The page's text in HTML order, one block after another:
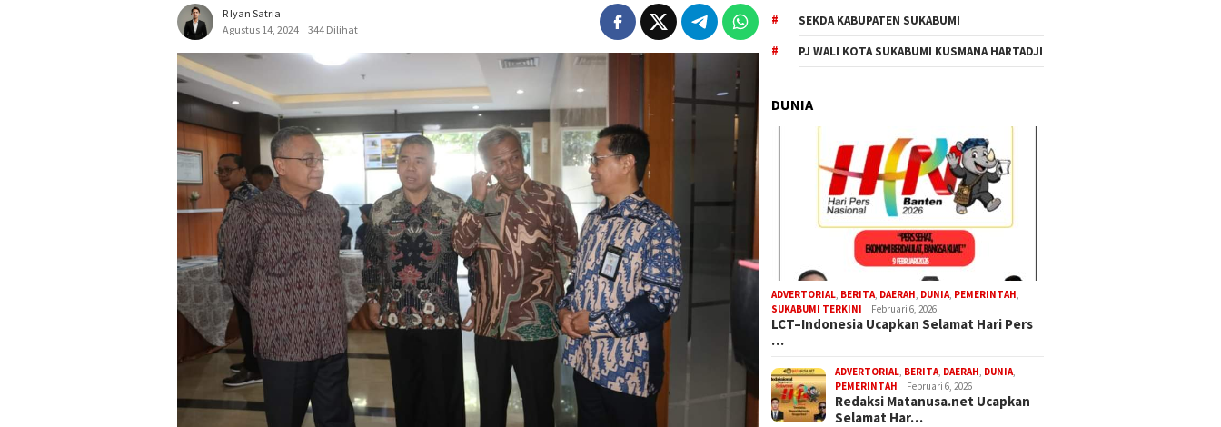
R Iyan Satria
Agustus 14, 2024
344 Dilihat
SEKDA KABUPATEN SUKABUMI
PJ WALI KOTA SUKABUMI KUSMANA HARTADJI
DUNIA
ADVERTORIAL BERITA DAERAH DUNIA PEMERINTAH
SUKABUMI TERKINI
Februari 6, 2026
LCT–Indonesia Ucapkan Selamat Hari Pers
…
ADVERTORIAL BERITA DAERAH DUNIA
PEMERINTAH
Februari 6, 2026
Redaksi Matanusa.net Ucapkan
Selamat Har…